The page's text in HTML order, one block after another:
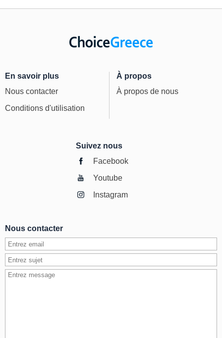
En savoir plus
Nous contacter
Conditions d'utilisation
À propos
À propos de nous
Suivez nous
Facebook
Youtube
Instagram
Nous contacter